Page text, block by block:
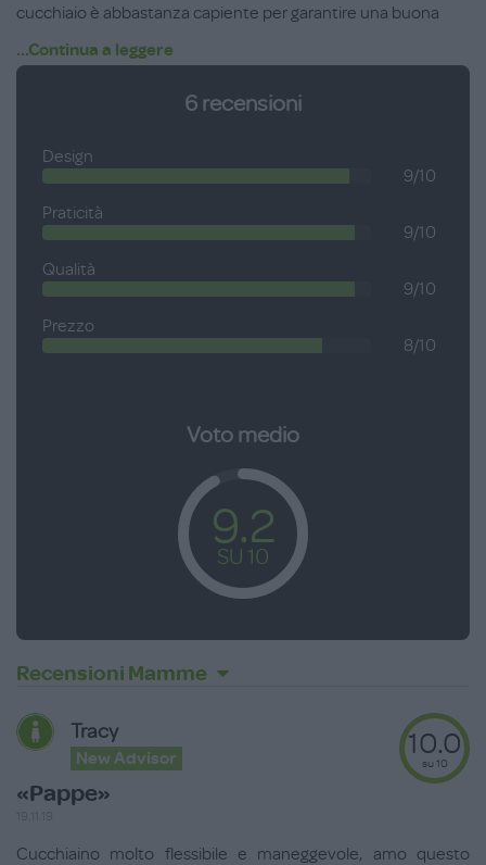
cucchiaio è abbastanza capiente per garantire una buona
somministrazione anche di cibi liquidi o semi liquidi.
...Continua a leggere
6 recensioni
Design
9/10
Praticità
9/10
Qualità
9/10
Prezzo
8/10
Voto medio
9.2
SU 10
Recensioni Mamme
Tracy
New Advisor
«Pappe»
10.0
su 10
Cucchiaino molto flessibile e maneggevole, amo questo